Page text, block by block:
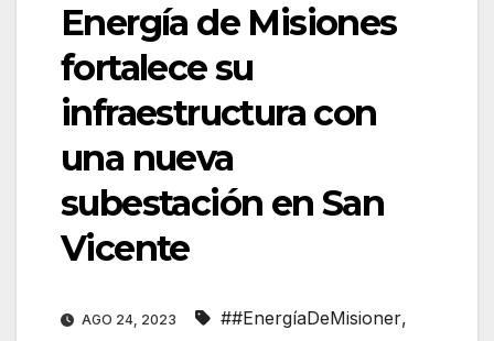
Energía de Misiones
fortalece su
infraestructura con
una nueva
subestación en San
Vicente
AGO 24, 2023 ##EnergíaDeMisioner,